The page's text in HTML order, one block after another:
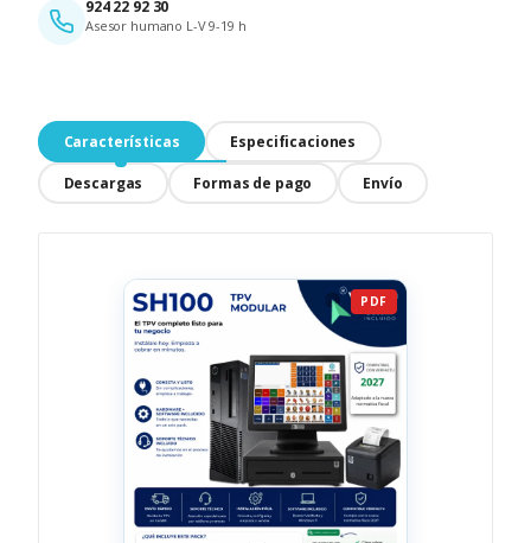
924 22 92 30
Asesor humano L-V 9-19 h
Características Especificaciones
Descargas Formas de pago Envío